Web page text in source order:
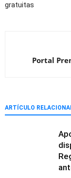
gratuitas
Portal
ARTÍCULO